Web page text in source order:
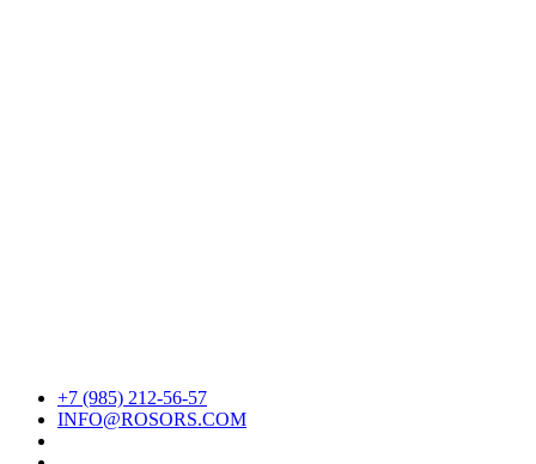
+7 (985) 212-56-57
INFO@ROSORS.COM